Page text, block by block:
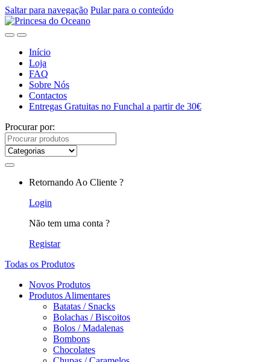
Saltar para navegação Pular para o conteúdo
Início
Loja
FAQ
Sobre Nós
Contactos
Entregas Gratuitas no Funchal a partir de 30€
Procurar por:
Retornando Ao Cliente ?
Login
Não tem uma conta ?
Registar
Todas os Produtos
Novos Produtos
Produtos Alimentares
Batatas / Snacks
Bolachas / Biscoitos
Bolos / Madalenas
Bombons
Chocolates